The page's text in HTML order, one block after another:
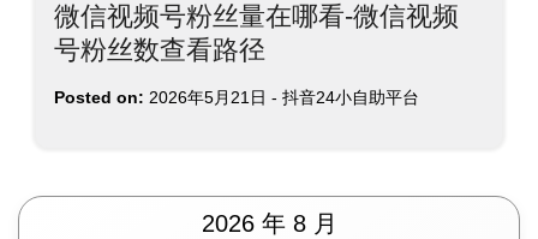
微信视频号粉丝量在哪看-微信视频
号粉丝数查看路径
Posted on: 2026年5月21日 - 抖音24小自助平台
2026 年 8 月